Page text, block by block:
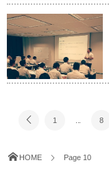
1 8
HOME Page 10